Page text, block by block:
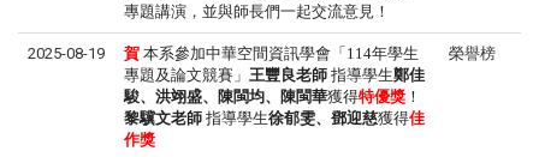
專題講演，並與師長們一起交流意見！
2025-08-19 賀 本系參加中華空間資訊學會「 114年學生
專題及論文競賽」 王豐良老師 指導學生鄭佳
駿、洪翊盛、陳閩均、陳閩華獲得特優獎 ！
黎驥文老師 指導學生徐郁雯、鄧迎慈獲得佳
作獎
榮譽榜